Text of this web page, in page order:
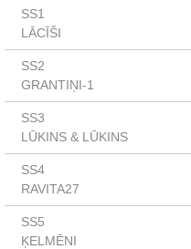
SS1
LĀCĪŠI
SS2
GRANTIŅI-1
SS3
LŪKINS & LŪKINS
SS4
RAVITA27
SS5
ĶELMĒNI